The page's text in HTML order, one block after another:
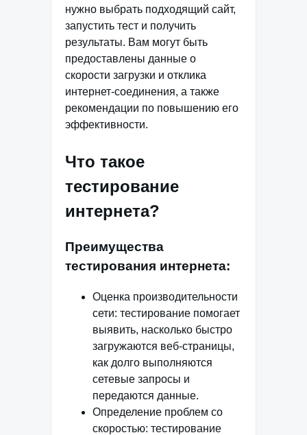
нужно выбрать подходящий сайт,
запустить тест и получить
результаты. Вам могут быть
предоставлены данные о
скорости загрузки и отклика
интернет-соединения, а также
рекомендации по повышению его
эффективности.
Что такое
тестирование
интернета?
Преимущества
тестирования интернета:
Оценка производительности
сети: тестирование помогает
выявить, насколько быстро
загружаются веб-страницы,
как долго выполняются
сетевые запросы и
передаются данные.
Определение проблем со
скоростью: тестирование